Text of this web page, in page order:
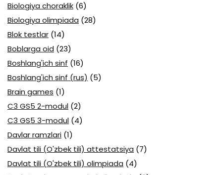
Biologiya choraklik (6)
Biologiya olimpiada (28)
Blok testlar (14)
Boblarga oid (23)
Boshlang'ich sinf (16)
Boshlang'ich sinf (rus) (5)
Brain games (1)
C3 GS5 2-modul (2)
C3 GS5 3-modul (4)
Davlar ramzlari (1)
Davlat tili (O'zbek tili) attestatsiya (7)
Davlat tili (O'zbek tili) olimpiada (4)